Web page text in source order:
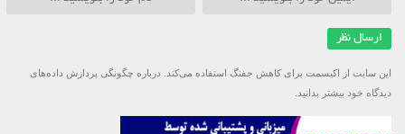
این سایت از اکیسمت برای کاهش جفنگ استفاده می‌کند. درباره چگونگی پردازش داده‌های
دیدگاه خود بیشتر بدانید.